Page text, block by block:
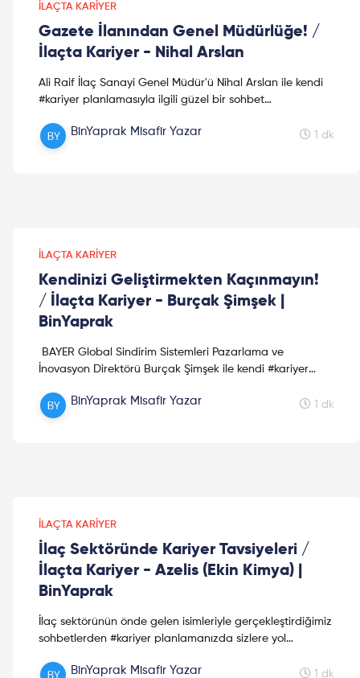
İLAÇTA KARIYER
Gazete İlanından Genel Müdürlüğe! /
İlaçta Kariyer - Nihal Arslan
Ali Raif İlaç Sanayi Genel Müdür'ü Nihal Arslan ile kendi
#kariyer planlamasıyla ilgili güzel bir sohbet
BinYaprak Misafir Yazar 1 dk
İLAÇTA KARIYER
Kendinizi Geliştirmekten Kaçınmayın!
/ İlaçta Kariyer - Burçak Şimşek |
BinYaprak
BAYER Global Sindirim Sistemleri Pazarlama ve
İnovasyon Direktörü Burçak Şimşek ile kendi #kariyer
BinYaprak Misafir Yazar 1 dk
İLAÇTA KARIYER
İlaç Sektöründe Kariyer Tavsiyeleri /
İlaçta Kariyer - Azelis (Ekin Kimya) |
BinYaprak
İlaç sektörünün önde gelen isimleriyle gerçekleştirdiğimiz
sohbetlerden #kariyer planlamanızda sizlere yol
BinYaprak Misafir Yazar 1 dk